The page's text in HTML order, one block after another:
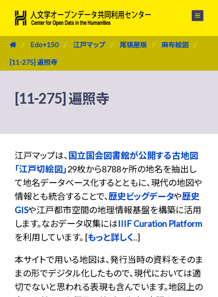
Edo+150 江戸マップ 尾張屋版 麻布絵図
[11-275] 遍照寺
[11-275] 遍照寺
江戸マップは、 国立国会図書館が公開する古地図
「江戸切絵図」29枚から8788ヶ所の地名を抽出し
て地名データベース化するとともに、現代の地図や
情報とも統合することで、歴史ビッグデータや歴史
GISや江戸都市空間の地理情報基盤を構築に活用
します。なおデータ収集にはIIIF Curation Platform
を利用しています。 [もっと詳しく..]
本サイトで用いる地図は、発行当時の資料をそのま
まの形でデジタル化したもので、現代においては適
切でないと思われる表現も含んでいます。地図上の